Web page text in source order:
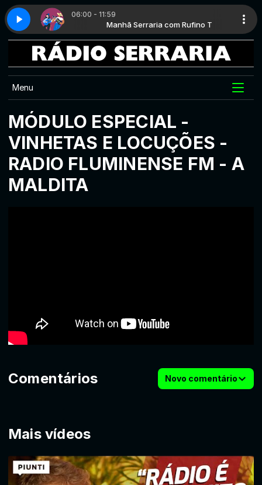
06:00 - 11:59
T Manhã Serraria com Rufino T
Matando saudade - Completo
Menu
MÓDULO ESPECIAL -
VINHETAS E LOCUÇÕES -
RADIO FLUMINENSE FM - A
MALDITA
Mais vídeos
Comentários Novo comentário